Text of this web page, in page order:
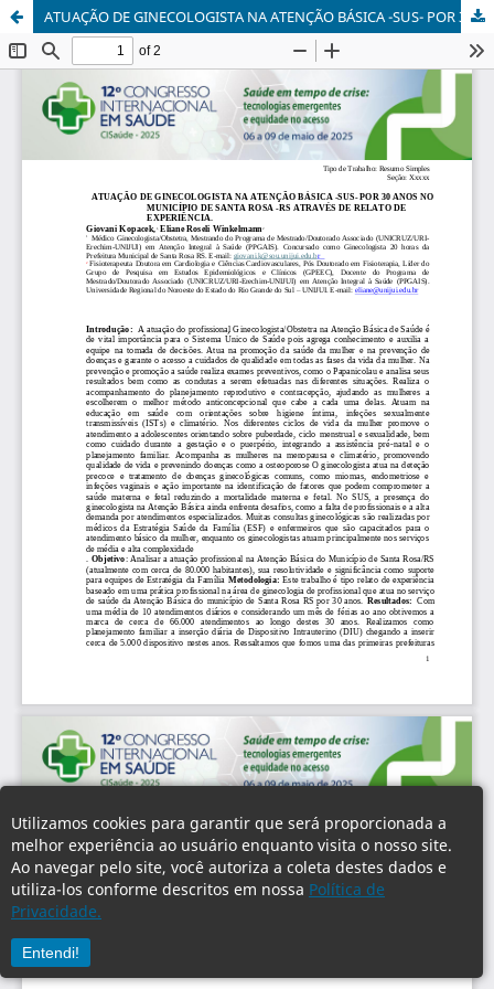
Utilizamos cookies para garantir que será proporcionada a
melhor experiência ao usuário enquanto visita o nosso site.
Ao navegar pelo site, você autoriza a coleta destes dados e
utiliza-los conforme descritos em nossa Política de
Privacidade.
Entendi!
ATUAÇÃO DE GINECOLOGISTA NA ATENÇÃO BÁSICA -SUS- POR 30 ANOS NO MUNICÍPIO DE SANTA ROSA -RS ATRAVÉS DE RELATO DE EXPERIÊNCIA